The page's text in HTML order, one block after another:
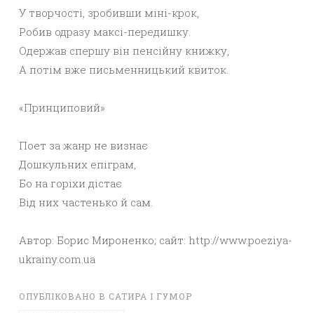
У творчості, зробивши міні-крок,
Робив одразу максі-передишку.
Одержав спершу він пенсійну книжку,
А потім вже письменницький квиток.
«Принциповий»
Поет за жанр не визнає
Дошкульних епіграм,
Бо на горіхи дістає
Від них частенько й сам.
Автор: Борис Мироненко; сайт: http://www.poeziya-
ukrainy.com.ua
ОПУБЛІКОВАНО В САТИРА І ГУМОР